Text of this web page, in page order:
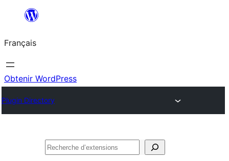
contenu
Français
Obtenir WordPress
Plugin Directory
Rechercher